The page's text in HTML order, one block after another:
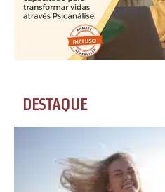
DESTAQUE